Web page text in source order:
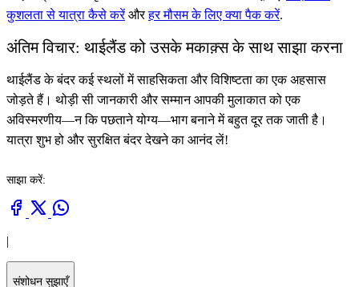
कुशलता से यात्रा कैसे करेंऔरहर मौसम के लिए क्या पैक करें.
अंतिम विचार: थाईलैंड को उसके मकाक़्स के साथ साझा करना
थाईलैंड के बंदर कई स्थलों में साहसिकता और विशिष्टता का एक अहसास
जोड़ते हैं। थोड़ी सी जानकारी और सम्मान आपकी मुलाकात को एक
अविस्मरणीय—न कि पछताने योग्य—भाग बनाने में बहुत दूर तक जाती है।
यात्रा शुभ हो और सुरक्षित बंदर देखने का आनंद लें!
साझा करें:
|
संशोधन सुझाएँ